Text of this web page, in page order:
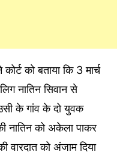
को बताया कि 3 मार्च
नातिन सिवान से
के गांव के दो युवक
नातिन को अकेला पाकर
वारदात को अंजाम दिया